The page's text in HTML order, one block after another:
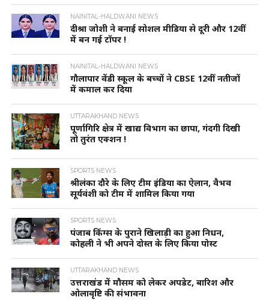
NAINITAL-HALDWANI NEWS
दीश्रा जोशी ने बनाई सोशल मीडिया से दूरी और 12वीं
में बन गई टॉपर !
NAINITAL-HALDWANI NEWS
गौलापार वेंडी स्कूल के बच्चों ने CBSE 12वीं नतीजों
में कमाल कर दिया
UTTARAKHAND NEWS
पूर्णागिरि क्षेत्र में खाद्य विभाग का छापा, गंदगी दिखी
तो तुरंत एक्शन !
SPORTS NEWS
श्रीलंका दौरे के लिए टीम इंडिया का ऐलान, वैभव
सूर्यवंशी को टीम में शामिल किया गया
SPORTS NEWS
पंजाब किंग्स के पुराने खिलाड़ी का हुआ निधन,
कोहली ने भी अपने दोस्त के लिए किया पोस्ट
UTTARAKHAND NEWS
उत्तराखंड में मौसम को लेकर अपडेट, बारिश और
ओलावृष्टि की संभावना